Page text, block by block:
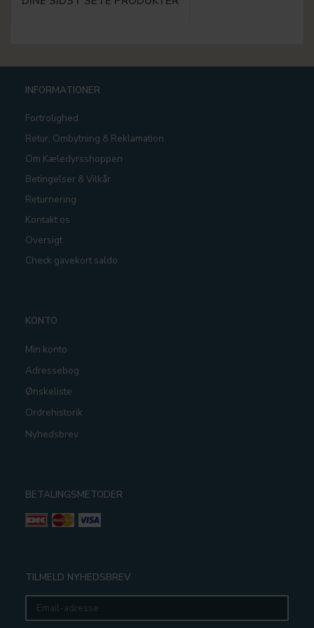
INFORMATIONER
Fortrolighed
Retur, Ombytning & Reklamation
Om Kæledyrsshoppen
Betingelser & Vilkår
Returnering
Kontakt os
Oversigt
Check gavekort saldo
KONTO
Min konto
Adressebog
Ønskeliste
Ordrehistorik
Nyhedsbrev
BETALINGSMETODER
TILMELD NYHEDSBREV
Email-
adresse